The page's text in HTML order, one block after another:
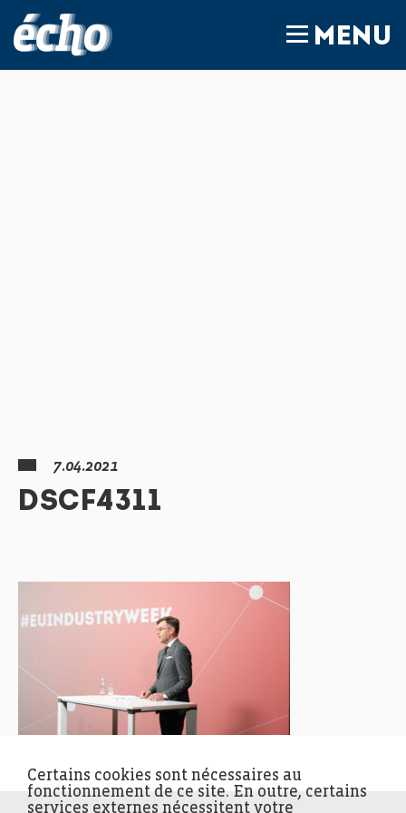
MENU
7.04.2021
DSCF4311
Certains cookies sont nécessaires au
fonctionnement de ce site. En outre, certains
services externes nécessitent votre